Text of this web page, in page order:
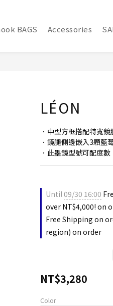
BAGS Accessories
LÉON
．中型方框搭配特寬
．鏡腿側邊嵌入3顆藍
．此墨鏡型號可配度數
Until09/30 16:00
over NT$4,000! on
Free Shipping on
region) on order
NT$3,280
Color